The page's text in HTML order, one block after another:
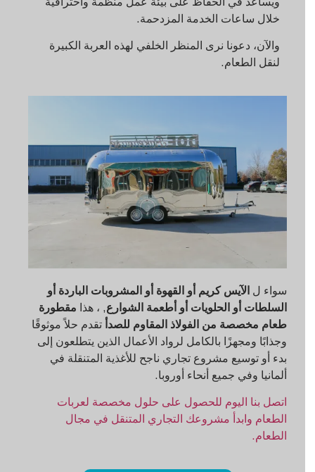
خلال ساعات الخدمة المزدحمة.
والآن، دعونا نرى المنظر الخلفي لهذه العربة الكبيرة
لنقل الطعام.
سواء ل الآيس كريم أو القهوة أو المشروبات الباردة أو
السلطات أو الحلويات أو أطعمة الشوارع , ، هذامقطورة
طعام مخصصة من الفولاذ المقاوم للصدأتقدم حلاً موثوقًا
وجذابًا ومجهزًا بالكامل لرواد الأعمال الذين يتطلعون إلى
بدء أو توسيع مشروع تجاري ناجح للأغذية المتنقلة في
ألمانيا وفي جميع أنحاء أوروبا.
اتصل بنا اليوم للحصول على حلول مخصصة لعربات
الطعام وابدأ مشروعك التجاري المتنقل في مجال
الطعام.